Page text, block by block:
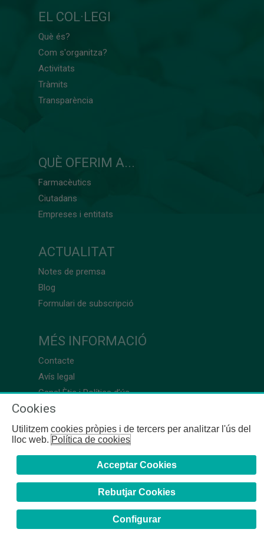
EL COL·LEGI
Què és?
Com s'organitza?
Activitats
Tràmits
Transparència
QUÈ OFERIM A...
Farmacèutics
Ciutadans
Empreses i entitats
ACTUALITAT
Notes de premsa
Blog
Formulari de subscripció
MÉS INFORMACIÓ
Contacte
Avís legal
Canal Ètic i Política d’ús
Cookies
Utilitzem cookies pròpies i de tercers per analitzar l'ús del
lloc web.Política de cookies
Acceptar Cookies
Rebutjar Cookies
Configurar